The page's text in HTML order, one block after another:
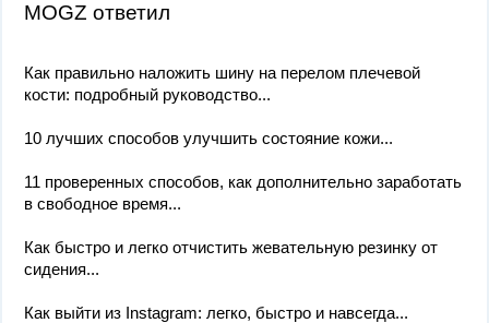
MOGZ ответил
Как правильно наложить шину на перелом плечевой
кости: подробный руководство...
10 лучших способов улучшить состояние кожи...
11 проверенных способов, как дополнительно заработать
в свободное время...
Как быстро и легко отчистить жевательную резинку от
сидения...
Как выйти из Instagram: легко, быстро и навсегда...